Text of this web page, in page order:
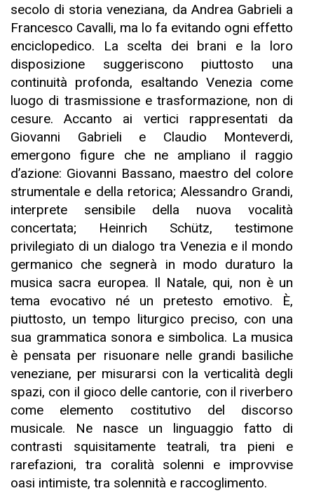
secolo di storia veneziana, da Andrea Gabrieli a
Francesco Cavalli, ma lo fa evitando ogni effetto
enciclopedico. La scelta dei brani e la loro
disposizione suggeriscono piuttosto una
continuità profonda, esaltando Venezia come
luogo di trasmissione e trasformazione, non di
cesure. Accanto ai vertici rappresentati da
Giovanni Gabrieli e Claudio Monteverdi,
emergono figure che ne ampliano il raggio
d’azione: Giovanni Bassano, maestro del colore
strumentale e della retorica; Alessandro Grandi,
interprete sensibile della nuova vocalità
concertata; Heinrich Schütz, testimone
privilegiato di un dialogo tra Venezia e il mondo
germanico che segnerà in modo duraturo la
musica sacra europea. Il Natale, qui, non è un
tema evocativo né un pretesto emotivo. È,
piuttosto, un tempo liturgico preciso, con una
sua grammatica sonora e simbolica. La musica
è pensata per risuonare nelle grandi basiliche
veneziane, per misurarsi con la verticalità degli
spazi, con il gioco delle cantorie, con il riverbero
come elemento costitutivo del discorso
musicale. Ne nasce un linguaggio fatto di
contrasti squisitamente teatrali, tra pieni e
rarefazioni, tra coralità solenni e improvvise
oasi intimiste, tra solennità e raccoglimento.